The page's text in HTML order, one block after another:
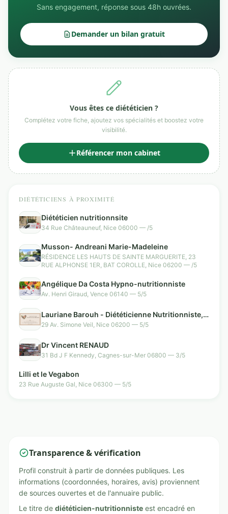
Sans engagement, réponse sous 48h ouvrées.
Demander un bilan gratuit
Vous êtes ce diététicien ?
Complétez votre fiche, ajoutez vos spécialités et boostez votre
visibilité.
Référencer mon cabinet
DIÉTÉTICIENS À PROXIMITÉ
Diététicien nutritionnsite
34 Rue Châteauneuf, Nice 06000 — /5
Musson- Andreani Marie-Madeleine
RÉSIDENCE LES HAUTS DE SAINTE MARGUERITE, 23
RUE ALPHONSE 1ER, BAT COROLLE, Nice 06200 — /5
Angélique Da Costa Hypno-nutritionniste
Av. Henri Giraud, Vence 06140 — 5/5
Lauriane Barouh - Diététicienne Nutritionniste, à
domicile
29 Av. Simone Veil, Nice 06200 — 5/5
Dr Vincent RENAUD
31 Bd J F Kennedy, Cagnes-sur-Mer 06800 — 3/5
Lilli et le Vegabon
23 Rue Auguste Gal, Nice 06300 — 5/5
Transparence & vérification
Profil construit à partir de données publiques. Les
informations (coordonnées, horaires, avis) proviennent
de sources ouvertes et de l'annuaire public.
Le titre de diététicien-nutritionniste est encadré en